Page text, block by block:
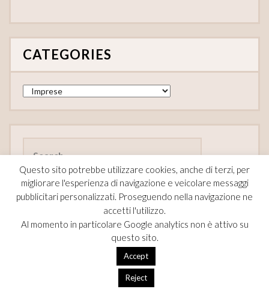
CATEGORIES
Categories
Questo sito potrebbe utilizzare cookies, anche di terzi, per
migliorare l'esperienza di navigazione e veicolare messaggi
pubblicitari personalizzati. Proseguendo nella navigazione ne
accetti l'utilizzo.
Al momento in particolare Google analytics non è attivo su
questo sito.
Accept
Reject